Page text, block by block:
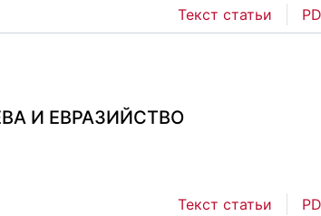
Текст статьи
И ЕВРАЗИЙСТВО
Текст статьи